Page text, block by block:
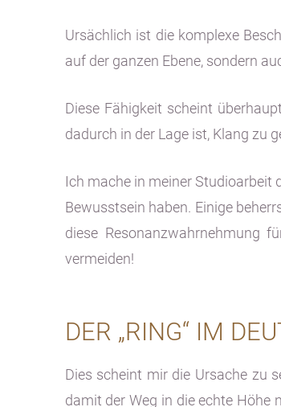
Ursächlich ist die komplexe
auf der ganzen Ebene, sondern
Diese Fähigkeit scheint
dadurch in der Lage ist, Klang zu
Ich mache in meiner Studioarbeit
Bewusstsein haben. Einige
diese Resonanzwahrnehmung
vermeiden!
DER „RING“ IM
Dies scheint mir die Ursache zu
damit der Weg in die echte Höhe